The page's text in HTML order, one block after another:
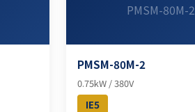
PMSM-80M-2
PMSM-80M-2
0.75kW / 380V
IE5